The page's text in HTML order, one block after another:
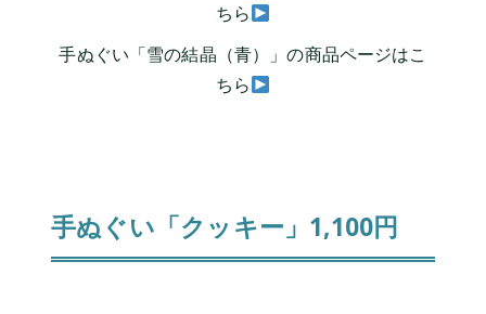
ちら
手ぬぐい「雪の結晶（青）」の商品ページはこ
ちら
手ぬぐい「クッキー」1,100円